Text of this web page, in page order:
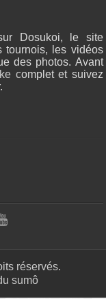
Dosukoi, le site
tournois, les vidéos
des photos. Avant
complet et suivez
réservés.
sumô